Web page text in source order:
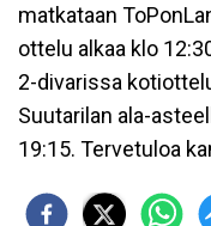
matkataan
ottelu alkaa klo
2-divarissa
Suutarilan ala-
19:15. Tervetuloa